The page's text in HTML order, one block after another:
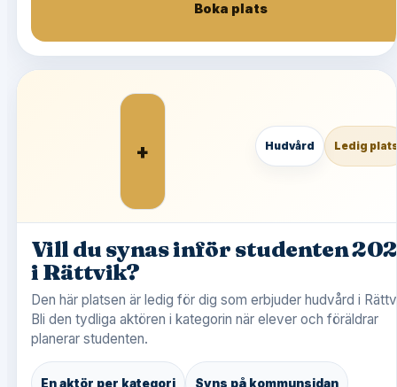
Boka plats
+ Hudvård Ledig
Vill du synas inför studenten
i Rättvik?
Den här platsen är ledig för dig som erbjuder hudvård i
Bli den tydliga aktören i kategorin när elever och föräldrar
planerar studenten.
En aktör per kategori Syns på kommunsidan